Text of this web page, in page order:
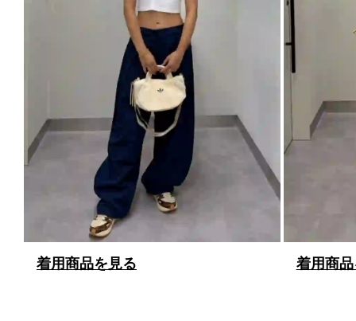
着用商品を見る 着用商